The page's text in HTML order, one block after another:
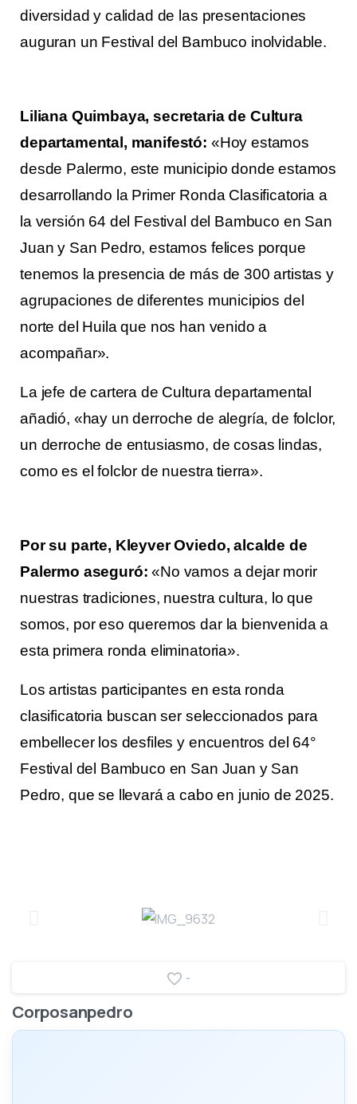
diversidad y calidad de las presentaciones
auguran un Festival del Bambuco inolvidable.
Liliana Quimbaya, secretaria de Cultura
departamental, manifestó: «Hoy estamos
desde Palermo, este municipio donde estamos
desarrollando la Primer Ronda Clasificatoria a
la versión 64 del Festival del Bambuco en San
Juan y San Pedro, estamos felices porque
tenemos la presencia de más de 300 artistas y
agrupaciones de diferentes municipios del
norte del Huila que nos han venido a
acompañar».
La jefe de cartera de Cultura departamental
añadió, «hay un derroche de alegría, de folclor,
un derroche de entusiasmo, de cosas lindas,
como es el folclor de nuestra tierra».
Por su parte, Kleyver Oviedo, alcalde de
Palermo aseguró: «No vamos a dejar morir
nuestras tradiciones, nuestra cultura, lo que
somos, por eso queremos dar la bienvenida a
esta primera ronda eliminatoria».
Los artistas participantes en esta ronda
clasificatoria buscan ser seleccionados para
embellecer los desfiles y encuentros del 64°
Festival del Bambuco en San Juan y San
Pedro, que se llevará a cabo en junio de 2025.
-
Corposanpedro